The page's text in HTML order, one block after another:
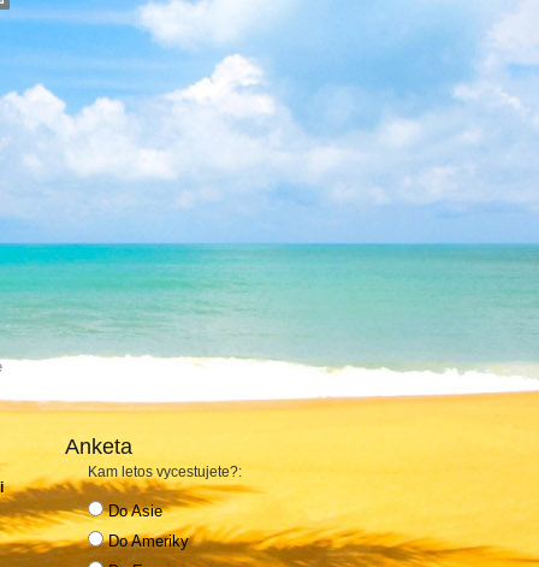
Anketa
Kam letos vycestujete?:
Do Asie
Do Ameriky